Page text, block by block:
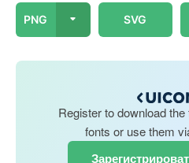
PNG SVG
Register to download
fonts or use them